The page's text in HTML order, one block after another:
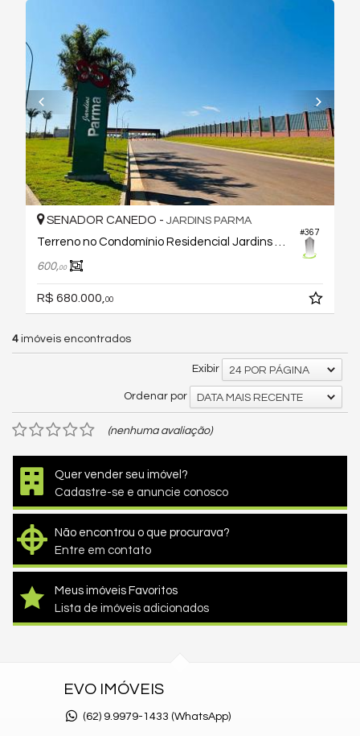
#367
SENADOR CANEDO - JARDINS PARMA
Terreno no Condomínio Residencial Jardins Parma
600,00
R$ 680.000,00
4 imóveis encontrados
Exibir 24 POR PÁGINA
Ordenar por DATA MAIS RECENTE
(nenhuma avaliação)
Quer vender seu imóvel?
Cadastre-se e anuncie conosco
Não encontrou o que procurava?
Entre em contato
Meus imóveis Favoritos
Lista de imóveis adicionados
EVO IMÓVEIS
(62) 9.9979-1433 (WhatsApp)